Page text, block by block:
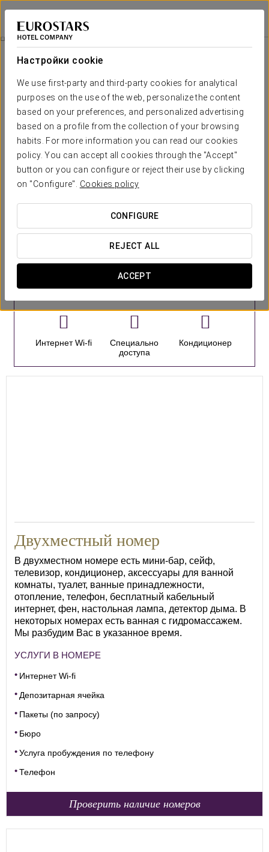
Настройки cookie
We use first-party and third-party cookies for analytical
purposes on the use of the web, personalize the content
based on your preferences, and personalized advertising
based on a profile from the collection of your browsing
habits. For more information you can read our cookies
policy. You can accept all cookies through the "Accept"
button or you can configure or reject their use by clicking
on "Configure". Cookies policy
CONFIGURE
REJECT ALL
ACCEPT
Dorma León
ЛЕОН
Номера
Необходимые вам комфорт и
отдых
Отель Dorma León предоставляет 63 номера. Все онивыходят
на улицу. Номера расположены на 8 этажах.
Все номера максимально укомплектованы всеми удобствами,
гарантирующими полный комфорт
гидромассажным душем или стандартной ванной, среди прочих
удобств.
Интернет Wi-fi
Специально
доступа
Кондиционер
Двухместный номер
В двухместном номере есть мини-бар, сейф,
телевизор, кондиционер, аксессуары для ванной
комнаты, туалет, ванные принадлежности,
отопление, телефон, бесплатный кабельный
интернет, фен, настольная лампа, детектор дыма. В
некоторых номерах есть ванная с гидромассажем.
Мы разбудим Вас в указанное время.
УСЛУГИ В НОМЕРЕ
Интернет Wi-fi
Депозитарная ячейка
Пакеты (по запросу)
Бюро
Услуга пробуждения по телефону
Телефон
Проверить наличие номеров